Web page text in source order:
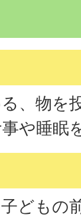
、物を
や睡眠
どもの